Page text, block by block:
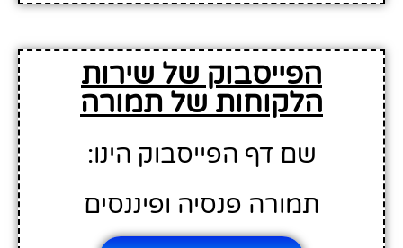
הפייסבוק של שירות
הלקוחות של תמורה
שם דף הפייסבוק הינו:
תמורה פנסיה ופיננסים